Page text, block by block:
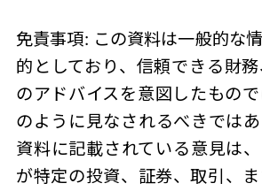
免責事項: この資料は一般的な
的としており、信頼できる財
のアドバイスを意図したもの
のように見なされるべきでは
資料に記載されている意見は
が特定の投資、証券、取引、